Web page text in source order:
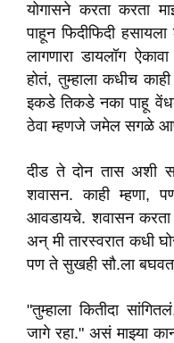
योगासने करता करता
पाहून फिदीफिदी
लागणारा डायलॉग
होतं, तुम्हाला कधीच
इकडे तिकडे नका पाहू
ठेवा म्हणजे जमेल सगळे
दीड ते दोन तास अशी
शवासन. काही म्हणा,
आवडायचे. शवासन करता
अन् मी तारस्वरात कधी
पण ते सुखही सौ.ला
"तुम्हाला कितीदा
जागे रहा." असं माझ्या